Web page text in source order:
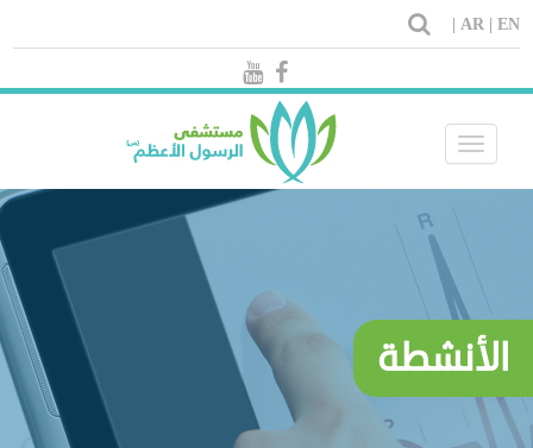
AR | EN |
Toggle
navigation
الأنشطة